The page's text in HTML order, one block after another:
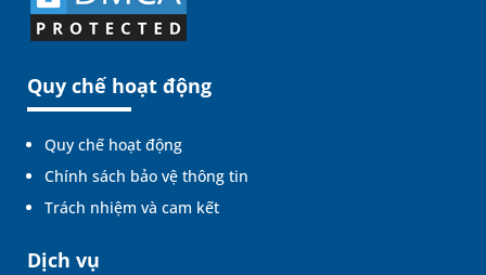
Quy chế hoạt động
Quy chế hoạt động
Chính sách bảo vệ thông tin
Trách nhiệm và cam kết
Dịch vụ